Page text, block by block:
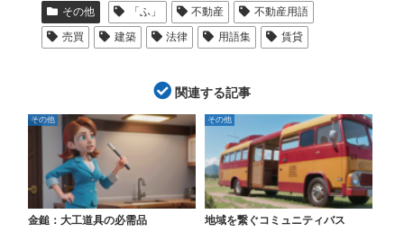
その他 「ふ」 不動産
不動産用語
売買
建築 法律 用語集 賃貸
関連する記事
その他
金鎚：大工道具の必需品
その他
地域を繋ぐコミュニティバス